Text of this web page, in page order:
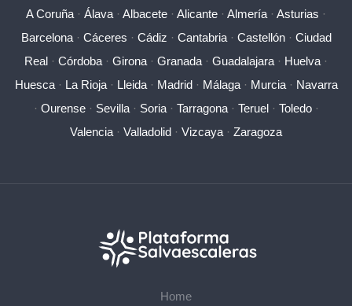
A Coruña · Álava · Albacete · Alicante · Almería · Asturias ·
Barcelona· Cáceres · Cádiz · Cantabria· Castellón· Ciudad
Real · Córdoba · Girona · Granada · Guadalajara · Huelva ·
Huesca· La Rioja· Lleida· Madrid· Málaga· Murcia· Navarra
· Ourense· Sevilla· Soria· Tarragona· Teruel· Toledo·
Valencia · Valladolid · Vizcaya · Zaragoza
Home